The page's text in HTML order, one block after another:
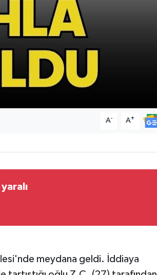
A- A+
meydana geldi. İddiaya